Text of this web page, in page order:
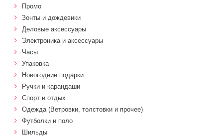
Промо
Зонты и дождевики
Деловые аксессуары
Электроника и аксессуары
Часы
Упаковка
Новогодние подарки
Ручки и карандаши
Спорт и отдых
Одежда (Ветровки, толстовки и прочее)
Футболки и поло
Шильды